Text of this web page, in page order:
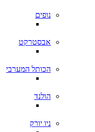
נופים
אבסטרקט
הכותל המערבי
הולנד
ניו יורק